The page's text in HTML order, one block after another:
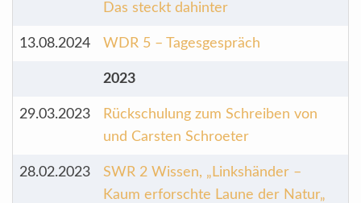
Das steckt dahinter
13.08.2024 WDR 5 – Tagesgespräch
2023
29.03.2023
Rückschulung zum Schreiben von
und Carsten Schroeter
28.02.2023
SWR 2 Wissen, „Linkshänder –
Kaum erforschte Laune der Natur„